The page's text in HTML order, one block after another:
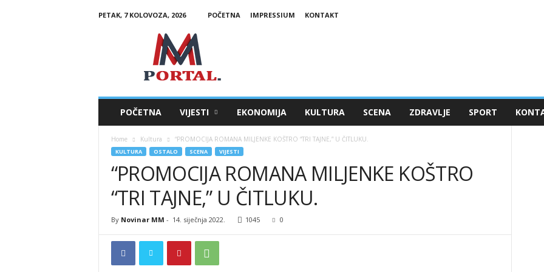
PETAK, 7 KOLOVOZA, 2026 POČETNA IMPRESSIUM
KONTAKT
POČETNA VIJESTI EKONOMIJA KULTURA SCENA ZDRAVLJE SPORT
Home Kultura “PROMOCIJA ROMANA MILJENKE KOŠTRO “TRI TAJNE,” U ČITLUKU.
KULTURA OSTALO SCENA VIJESTI
“PROMOCIJA ROMANA MILJENKE KOŠTRO
“TRI TAJNE,” U ČITLUKU.
By Novinar MM - 14. siječnja 2022. 1045 0